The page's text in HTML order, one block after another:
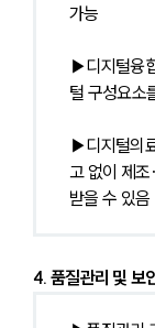
가능
▶디지털융
털 구성요소
▶디지털의
고 없이 제
받을 수 있음
4. 품질관리 및 보